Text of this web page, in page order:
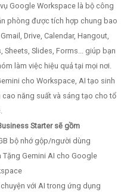
Google Workspace là bộ công
phòng được tích hợp chung bao
Drive, Calendar, Hangout,
Sheets, Slides, Forms... giúp bạn
làm việc hiệu quả tại mọi nơi.
cho Workspace, AI tạo sinh
cao năng suất và sáng tạo cho tổ
Starter sẽ gồm
bộ nhớ gộp/người dùng
Tặng Gemini AI cho Google
với AI trong ứng dụng